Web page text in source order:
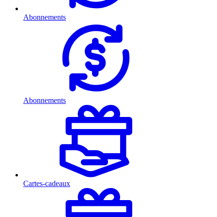
Abonnements
Abonnements
Cartes-cadeaux